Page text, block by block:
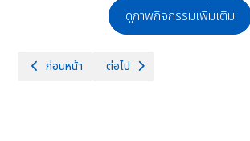
ดูภาพกิจกรรมเพิ่มเติม
เนื้อหาก่อนหน้า: กิจกรรมขยายผลภูมิปัญญาศิลปิน
ก่อนหน้า เนื้อหาถัดไป: การประกวดวงด
ต่อไป